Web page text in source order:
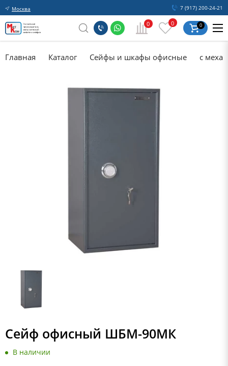
Москва 7 (917) 200-24-21
0 0 0
Главная Каталог Сейфы и шкафы офисные с
Сейф офисный ШБМ-90МК
В наличии